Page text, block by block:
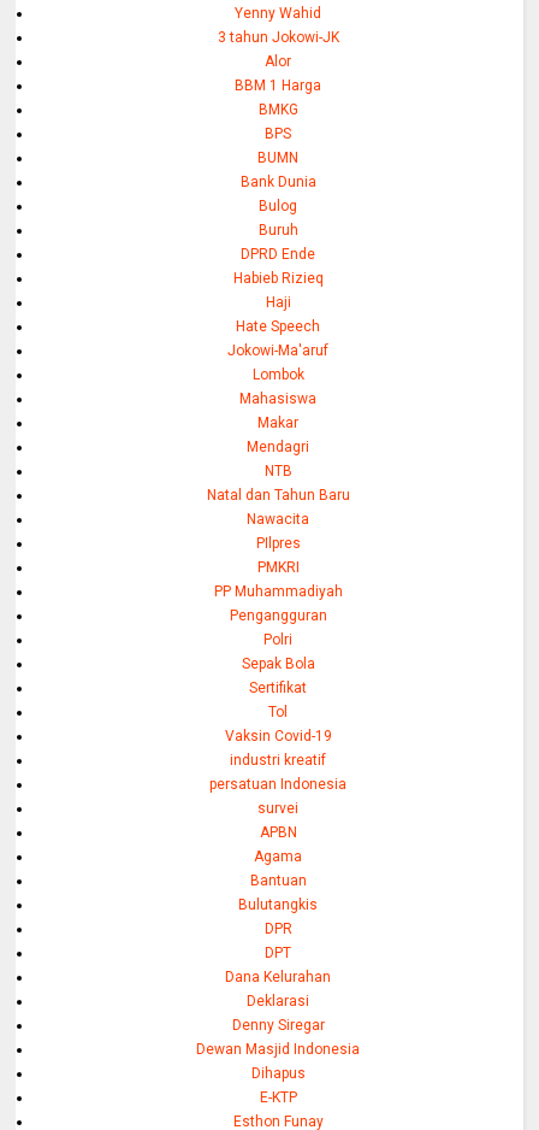
Yenny Wahid
3 tahun Jokowi-JK
Alor
BBM 1 Harga
BMKG
BPS
BUMN
Bank Dunia
Bulog
Buruh
DPRD Ende
Habieb Rizieq
Haji
Hate Speech
Jokowi-Ma'aruf
Lombok
Mahasiswa
Makar
Mendagri
NTB
Natal dan Tahun Baru
Nawacita
PIlpres
PMKRI
PP Muhammadiyah
Pengangguran
Polri
Sepak Bola
Sertifikat
Tol
Vaksin Covid-19
industri kreatif
persatuan Indonesia
survei
APBN
Agama
Bantuan
Bulutangkis
DPR
DPT
Dana Kelurahan
Deklarasi
Denny Siregar
Dewan Masjid Indonesia
Dihapus
E-KTP
Esthon Funay